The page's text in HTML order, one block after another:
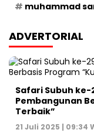
muhammad
ADVERTORIAL
Safari Subuh
Pembangunan
Terbaik”
21 Juli 2025 | 09:34